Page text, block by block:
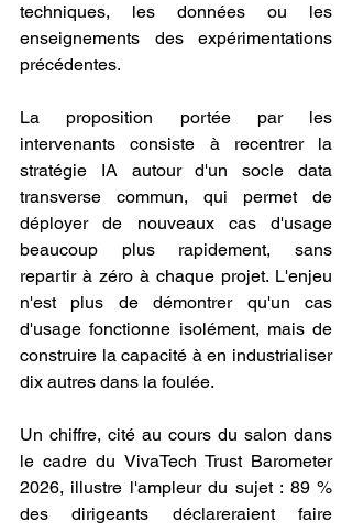
techniques, les données ou les
enseignements des expérimentations
précédentes.
La proposition portée par les
intervenants consiste à recentrer la
stratégie IA autour d'un socle data
transverse commun, qui permet de
déployer de nouveaux cas d'usage
beaucoup plus rapidement, sans
repartir à zéro à chaque projet. L'enjeu
n'est plus de démontrer qu'un cas
d'usage fonctionne isolément, mais de
construire la capacité à en industrialiser
dix autres dans la foulée.
Un chiffre, cité au cours du salon dans
le cadre du VivaTech Trust Barometer
2026, illustre l'ampleur du sujet : 89 %
des dirigeants déclareraient faire